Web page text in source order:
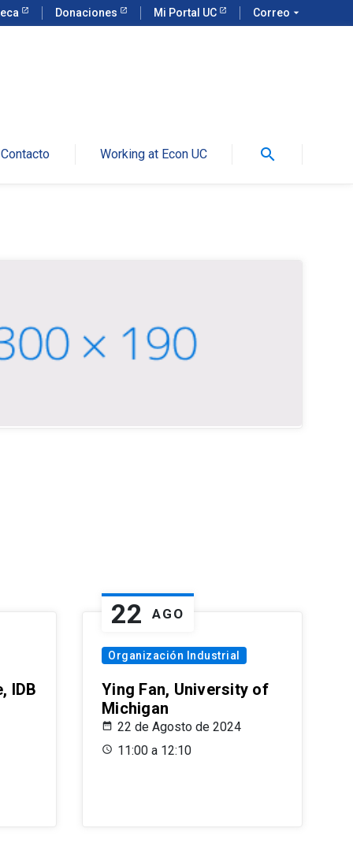
Donaciones Mi Portal UC Correo arrow_drop_down
Contacto Working at Econ UC search
IDB
22 AGO
Organización Industrial
Ying Fan, University of
Michigan
22 de Agosto de 2024
11:00 a 12:10